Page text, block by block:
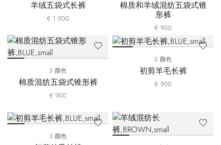
羊绒五袋式长裤
€ 1.900
棉质和羊绒混纺五袋式锥
形裤
€ 900
2 颜色
棉质混纺五袋式锥形裤
€ 900
2 颜色
初剪羊毛长裤
€ 900
3 颜色